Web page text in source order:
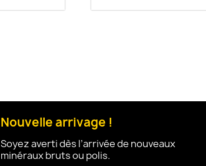
Nouvelle arrivage !
Soyez averti dès l’arrivée de nouveaux
minéraux bruts ou polis.